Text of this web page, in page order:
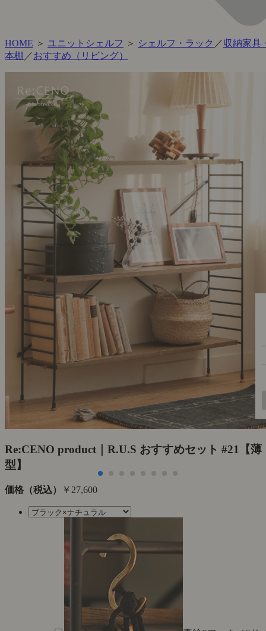
HOME ＞ ユニットシェルフ ＞ シェルフ・ラック ／収納家具
本棚 ／おすすめ（リビング）
Re:CENO product｜R.U.S おすすめセット #21【薄
型】
価格（税込） ￥27,600